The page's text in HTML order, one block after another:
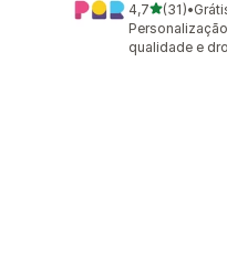
4,7de 5
(31)
31 avaliações
•
qualidade e